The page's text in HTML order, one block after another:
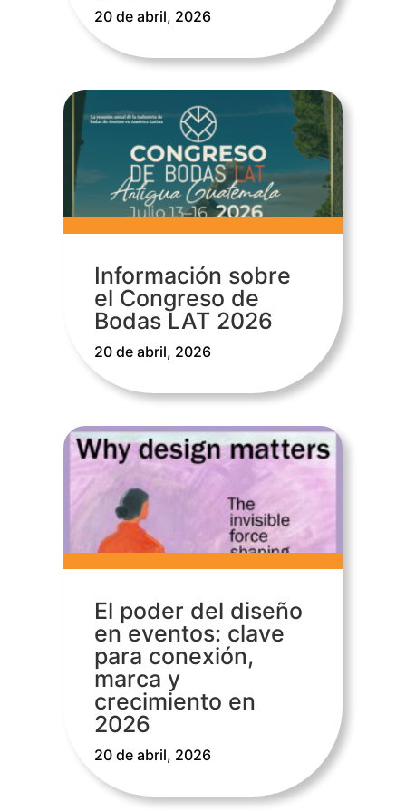
20 de abril, 2026
Información sobre
el Congreso de
Bodas LAT 2026
20 de abril, 2026
El poder del diseño
en eventos: clave
para conexión,
marca y
crecimiento en
2026
20 de abril, 2026